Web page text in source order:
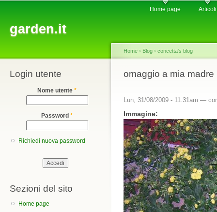
garden.it
Home page Articoli
Login utente
Nome utente *
Password *
Richiedi nuova password
Sezioni del sito
Home page
You are here
Home › Blog › concetta's blog
omaggio a mia madre
Lun, 31/08/2009 - 11:31am —
Immagine: